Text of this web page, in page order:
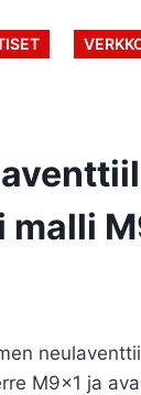
malli
M9x1 ja